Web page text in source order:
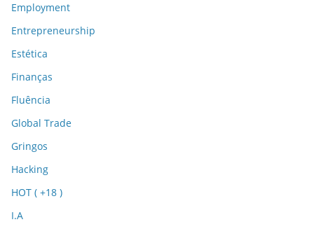
Employment
Entrepreneurship
Estética
Finanças
Fluência
Global Trade
Gringos
Hacking
HOT ( +18 )
I.A